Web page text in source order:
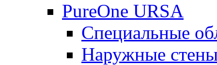
PureOne URSA
Специальные
Наружные